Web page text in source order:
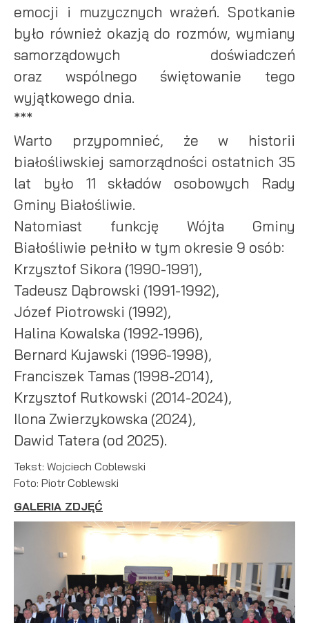
emocji i muzycznych wrażeń. Spotkanie
było również okazją do rozmów, wymiany
samorządowych doświadczeń
oraz wspólnego świętowanie tego
wyjątkowego dnia.
***
Warto przypomnieć, że w historii
białośliwskiej samorządności ostatnich 35
lat było 11 składów osobowych Rady
Gminy Białośliwie.
Natomiast funkcję Wójta Gminy
Białośliwie pełniło w tym okresie 9 osób:
Krzysztof Sikora (1990-1991),
Tadeusz Dąbrowski (1991-1992),
Józef Piotrowski (1992),
Halina Kowalska (1992-1996),
Bernard Kujawski (1996-1998),
Franciszek Tamas (1998-2014),
Krzysztof Rutkowski (2014-2024),
Ilona Zwierzykowska (2024),
Dawid Tatera (od 2025).
Tekst: Wojciech Coblewski
Foto: Piotr Coblewski
GALERIA ZDJĘĆ